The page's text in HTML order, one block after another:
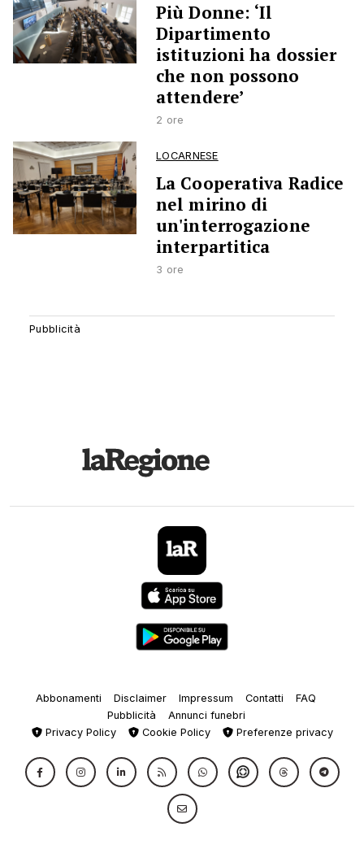
Più Donne: ‘Il
Dipartimento
istituzioni ha dossier
che non possono
attendere’
2 ore
LOCARNESE
La Cooperativa Radice
nel mirino di
un'interrogazione
interpartitica
3 ore
Abbonamenti Disclaimer Impressum Contatti
FAQ
Pubblicità
Annunci funebri
Privacy Policy
Cookie Policy Preferenze privacy